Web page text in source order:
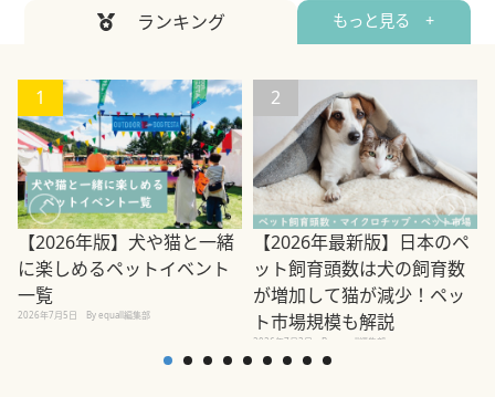
ランキング もっと見る +
1
【2026年版】犬や猫と一緒
に楽しめるペットイベント
一覧
2026年7月5日 By equall編集部
2
【2026年最新版】日本のペ
ット飼育頭数は犬の飼育数
が増加して猫が減少！ペッ
ト市場規模も解説
2026年7月3日 By equall編集部